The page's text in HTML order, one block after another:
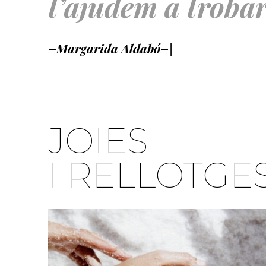
–Margarida Aldabó–|
JOIES
I